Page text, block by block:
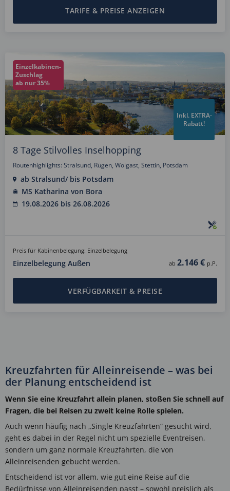
TARIFE & PREISE ANZEIGEN
Einzelkabinen-
Zuschlag
ab nur 35%
Inkl. EXTRA-
Rabatt!
8 Tage Stilvolles Inselhopping
Routenhighlights: Stralsund, Rügen, Wolgast, Stettin, Potsdam
ab Stralsund/ bis Potsdam
MS Katharina von Bora
19.08.2026 bis 26.08.2026
Preis für Kabinenbelegung: Einzelbelegung
Einzelbelegung Außen ab 2.146 € p.P.
VERFÜGBARKEIT & PREISE
Kreuzfahrten für Alleinreisende – was bei
der Planung entscheidend ist
Wenn Sie eine Kreuzfahrt allein planen, stoßen Sie schnell auf
Fragen, die bei Reisen zu zweit keine Rolle spielen.
Auch wenn häufig nach „Single Kreuzfahrten“ gesucht wird,
geht es dabei in der Regel nicht um spezielle Eventreisen,
sondern um ganz normale Kreuzfahrten, die von
Alleinreisenden gebucht werden.
Entscheidend ist vor allem, wie gut eine Reise auf die
Bedürfnisse von Alleinreisenden passt – sowohl preislich als